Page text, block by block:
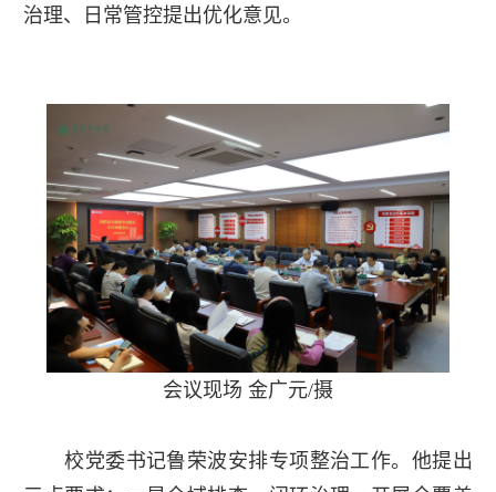
治理、日常管控提出优化意见。
会议现场 金广元/摄
校党委书记鲁荣波安排专项整治工作。他提出